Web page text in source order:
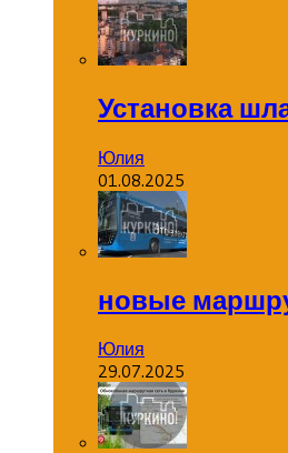
Установка
Юлия
01.08.2025
новые
Юлия
29.07.2025